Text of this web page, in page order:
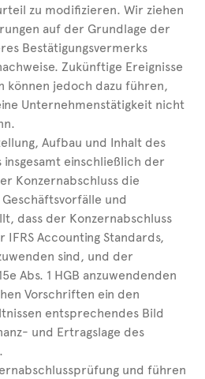
zu modifizieren. Wir ziehen
auf der Grundlage der
Bestätigungsvermerks
Zukünftige Ereignisse
können jedoch dazu führen,
Unternehmenstätigkeit nicht
Aufbau und Inhalt des
insgesamt einschließlich der
Konzernabschluss die
und
dass der Konzernabschluss
Accounting Standards,
sind, und der
Abs. 1 HGB anzuwendenden
Vorschriften ein den
entsprechendes Bild
und Ertragslage des
und führen